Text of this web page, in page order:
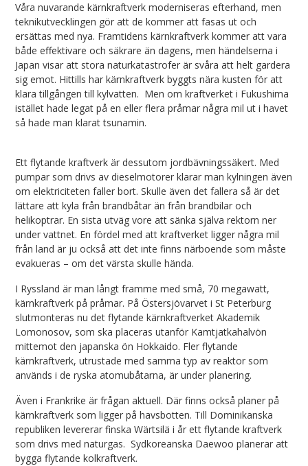
Våra nuvarande kärnkraftverk moderniseras efterhand, men
teknikutvecklingen gör att de kommer att fasas ut och
ersättas med nya. Framtidens kärnkraftverk kommer att vara
både effektivare och säkrare än dagens, men händelserna i
Japan visar att stora naturkatastrofer är svåra att helt gardera
sig emot. Hittills har kärnkraftverk byggts nära kusten för att
klara tillgången till kylvatten. Men om kraftverket i Fukushima
istället hade legat på en eller flera pråmar några mil ut i havet
så hade man klarat tsunamin.
Ett flytande kraftverk är dessutom jordbävningssäkert. Med
pumpar som drivs av dieselmotorer klarar man kylningen även
om elektriciteten faller bort. Skulle även det fallera så är det
lättare att kyla från brandbåtar än från brandbilar och
helikoptrar. En sista utväg vore att sänka själva rektorn ner
under vattnet. En fördel med att kraftverket ligger några mil
från land är ju också att det inte finns närboende som måste
evakueras – om det värsta skulle hända.
I Ryssland är man långt framme med små, 70 megawatt,
kärnkraftverk på pråmar. På Östersjövarvet i St Peterburg
slutmonteras nu det flytande kärnkraftverket Akademik
Lomonosov, som ska placeras utanför Kamtjatkahalvön
mittemot den japanska ön Hokkaido. Fler flytande
kärnkraftverk, utrustade med samma typ av reaktor som
används i de ryska atomubåtarna, är under planering.
Även i Frankrike är frågan aktuell. Där finns också planer på
kärnkraftverk som ligger på havsbotten. Till Dominikanska
republiken levererar finska Wärtsilä i år ett flytande kraftverk
som drivs med naturgas. Sydkoreanska Daewoo planerar att
bygga flytande kolkraftverk.